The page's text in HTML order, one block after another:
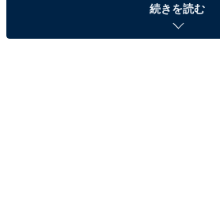
＞8位までの全ランキング結果を見る
続きを読む